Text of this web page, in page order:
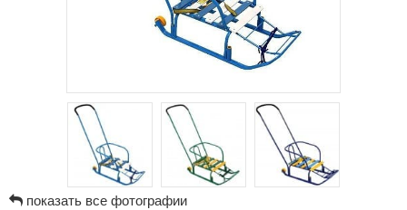
показать все фотографии